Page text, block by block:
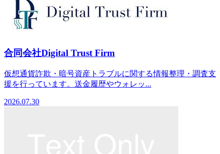
合同会社Digital Trust Firm
仮想通貨詐欺・暗号資産トラブルに関する情報整理・調査支
援を行っています。送金履歴やウォレッ...
2026.07.30